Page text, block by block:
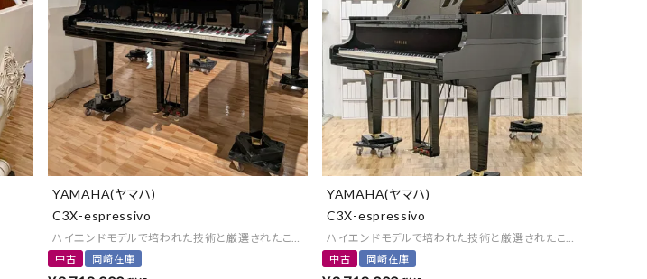
ピアノ買取ページ
よくある質問-買取
YAMAHA(ヤマハ)
C3X-espressivo
ハイエンドモデルで培われた技術と厳選されたこだわりの素材を結集
中古 岡崎在庫
YAMAHA(ヤマハ)
C3X-espressivo
ハイエンドモデルで培われた技術と厳選されたこだわりの素材を
中古 岡崎在庫